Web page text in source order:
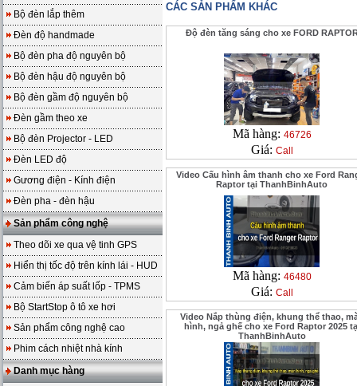
Bộ đèn lắp thêm
Đèn độ handmade
Bộ đèn pha độ nguyên bộ
Bộ đèn hậu độ nguyên bộ
Bộ đèn gầm độ nguyên bộ
Đèn gầm theo xe
Bộ đèn Projector - LED
Đèn LED độ
Gương điện - Kính điện
Đèn pha - đèn hậu
Sản phẩm công nghệ
Theo dõi xe qua vệ tinh GPS
Hiển thị tốc độ trên kính lái - HUD
Cảm biến áp suất lốp - TPMS
Bộ StartStop ô tô xe hơi
Sản phẩm công nghệ cao
Phim cách nhiệt nhà kính
Danh mục hàng
CÁC SẢN PHẨM KHÁC
Độ đèn tăng sáng cho xe FORD
Mã hàng: 46726
Giá: Call
Video Cấu hình âm thanh cho xe Ford
Raptor tại ThanhBinhAuto
Mã hàng: 46480
Giá: Call
Video Nắp thùng điện, khung thể thao,
hình, ngả ghế cho xe Ford Raptor 2025
ThanhBinhAuto